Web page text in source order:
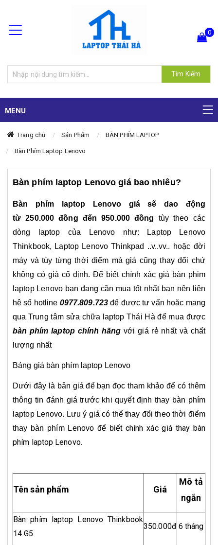
Tìm Kiếm
0
MENU
Trang chủ Sản Phẩm BÀN PHÍM LAPTOP
Bàn Phím Laptop Lenovo
Bàn phím laptop Lenovo giá bao nhiêu?
Bàn phím laptop Lenovo giá sẽ dao động
từ250.000 đồng đến 950.000 đồng tùy theo các
dòng laptop của Lenovo như: Laptop Lenovo
Thinkbook, Laptop Lenovo Thinkpad ..v..vv.. hoặc đời
máy và tùy từng thời điểm mà giá cũng thay đổi chứ
không có giá cố định. Để biết chính xác giá bàn phim
laptop Lenovo bạn đang cần mua tốt nhất bạn nên liên
hệ số hotline 0977.809.723để được tư vấn hoặc mang
qua Trung tâm sửa chữa laptop Thái Hà để mua được
bàn phím laptop chính hãng với giá rẻ nhất và chất
lượng nhất
Bảng giá bàn phím laptop Lenovo
Dưới đây là bản giá để bạn đọc tham khảo để có thêm
thông tin đánh giá trước khi quyết định thay bàn phím
laptop Lenovo. Lưu ý giá có thể thay đổi theo thời điểm
thay bàn phím Lenovo để biếtchính xác giá thay bàn
phím laptop Lenovo.
Tên sản phẩm Giá
Mô tả
ngắn
Bàn phím laptop Lenovo Thinkbook
14 G5
350.000đ 6 tháng